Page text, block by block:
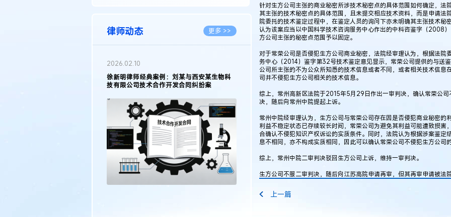
地理标志 更多 >>
集成电路布图设计
传统文化 更多 >>
律师动态 更多 >>
2026.02.10
徐新明律师经典案例：刘某与西安某生物科
技有限公司技术合作开发合同纠纷案
针对生方公司主张的商业秘密所涉技术秘密点的具体范围如何确定，
其主张的技术秘密点的具体范围，且未提交相应技术资料，而是申请
院委托的技术鉴定过程中，在鉴定人员的询问下亦未明确其主张技术
认为该案应当以中国科学技术咨询服务中心作出的中科咨鉴字（2008
方公司主张的秘密点范围予以固定。
对于常荣公司是否侵犯生方公司商业秘密，法院经审理认为，根据法
务中心（2014）鉴字第32号技术鉴定意见显示，常荣公司提供的与送
公司所主张的不为公众所知悉的技术信息或者不同，或者相关技术信息
司并不侵犯生方公司相关的技术信息。
综上，常州高新区法院于2015年5月29日作出一审判决，确认常荣公
决，随后向常州中院提起上诉。
常州中院经审理认为，生方公司与常荣公司存在因是否侵犯商业秘密
利益不稳定状态已存续较长时间，常荣公司为避免其利益可能遭致损
合确认不侵犯知识产权诉讼的实质条件。同时，法院认为根据涉案鉴定
息不相同，亦不构成实质相同，因此可以确认常荣公司不侵犯生方公司
综上，常州中院二审判决驳回生方公司上诉，维持一审判决。
生方公司不服二审判决，随后向江苏高院申请再审，但其再审申请被法
上一篇